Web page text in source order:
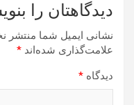
دیدگاهتان را
نشانی ایمیل شما منتشر
علامت‌گذاری شده‌اند *
دیدگاه *